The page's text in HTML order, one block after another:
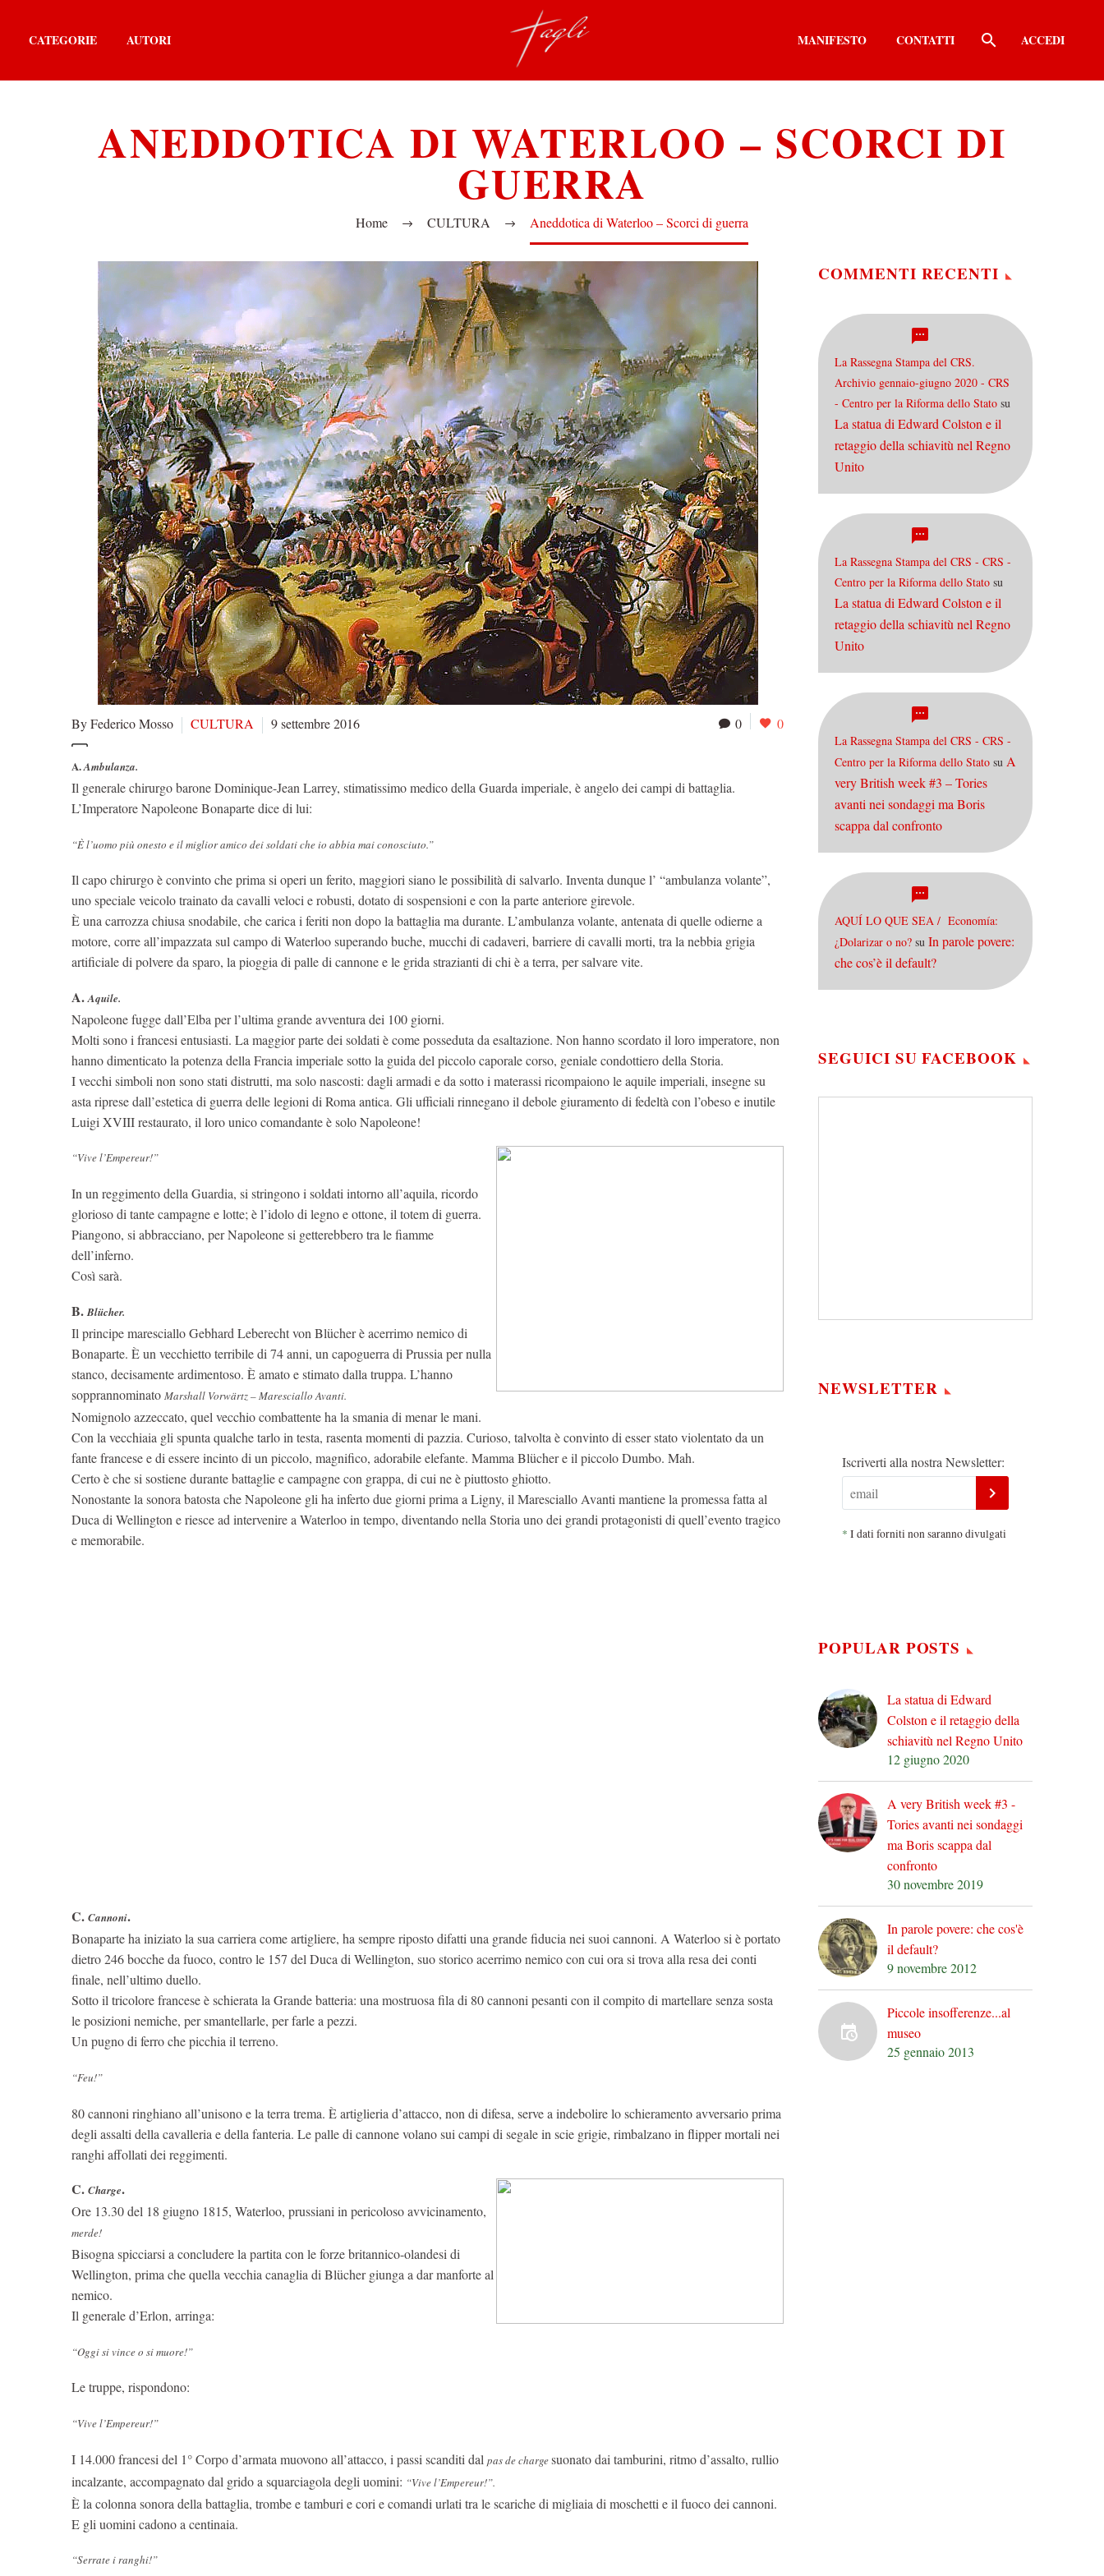
CATEGORIE AUTORI MANIFESTO CONTATTI ACCEDI
ANEDDOTICA DI WATERLOO – SCORCI DI
GUERRA
Home CULTURA Aneddotica di Waterloo – Scorci di guerra
0 0
By Federico Mosso CULTURA 9 settembre 2016
A.Ambulanza.
Il generale chirurgo barone Dominique-Jean Larrey, stimatissimo medico della Guarda imperiale, è angelo dei campi di battaglia.
L’Imperatore Napoleone Bonaparte dice di lui:
“È l’uomo più onesto e il miglior amico dei soldati che io abbia mai conosciuto.”
Il capo chirurgo è convinto che prima si operi un ferito, maggiori siano le possibilità di salvarlo. Inventa dunque l’ “ambulanza volante”,
uno speciale veicolo trainato da cavalli veloci e robusti, dotato di sospensioni e con la parte anteriore girevole.
È una carrozza chiusa snodabile, che carica i feriti non dopo la battaglia ma durante. L’ambulanza volante, antenata di quelle odierne a
motore, corre all’impazzata sul campo di Waterloo superando buche, mucchi di cadaveri, barriere di cavalli morti, tra la nebbia grigia
artificiale di polvere da sparo, la pioggia di palle di cannone e le grida strazianti di chi è a terra, per salvare vite.
A.Aquile.
Napoleone fugge dall’Elba per l’ultima grande avventura dei 100 giorni.
Molti sono i francesi entusiasti. La maggior parte dei soldati è come posseduta da esaltazione. Non hanno scordato il loro imperatore, non
hanno dimenticato la potenza della Francia imperiale sotto la guida del piccolo caporale corso, geniale condottiero della Storia.
I vecchi simboli non sono stati distrutti, ma solo nascosti: dagli armadi e da sotto i materassi ricompaiono le aquile imperiali, insegne su
asta riprese dall’estetica di guerra delle legioni di Roma antica. Gli ufficiali rinnegano il debole giuramento di fedeltà con l’obeso e inutile
Luigi XVIII restaurato, il loro unico comandante è solo Napoleone!
“Vive l’Empereur!”
In un reggimento della Guardia, si stringono i soldati intorno all’aquila, ricordo
glorioso di tante campagne e lotte; è l’idolo di legno e ottone, il totem di guerra.
Piangono, si abbracciano, per Napoleone si getterebbero tra le fiamme
dell’inferno.
Così sarà.
B. Blücher.
Il principe maresciallo Gebhard Leberecht von Blücher è acerrimo nemico di
Bonaparte. È un vecchietto terribile di 74 anni, un capoguerra di Prussia per nulla
stanco, decisamente ardimentoso. È amato e stimato dalla truppa. L’hanno
sopprannominato Marshall Vorwärtz – Maresciallo Avanti.
Nomignolo azzeccato, quel vecchio combattente ha la smania di menar le mani.
Con la vecchiaia gli spunta qualche tarlo in testa, rasenta momenti di pazzia. Curioso, talvolta è convinto di esser stato violentato da un
fante francese e di essere incinto di un piccolo, magnifico, adorabile elefante. Mamma Blücher e il piccolo Dumbo. Mah.
Certo è che si sostiene durante battaglie e campagne con grappa, di cui ne è piuttosto ghiotto.
Nonostante la sonora batosta che Napoleone gli ha inferto due giorni prima a Ligny, il Maresciallo Avanti mantiene la promessa fatta al
Duca di Wellington e riesce ad intervenire a Waterloo in tempo, diventando nella Storia uno dei grandi protagonisti di quell’evento tragico
e memorabile.
C. Cannoni.
Bonaparte ha iniziato la sua carriera come artigliere, ha sempre riposto difatti una grande fiducia nei suoi cannoni. A Waterloo si è portato
dietro 246 bocche da fuoco, contro le 157 del Duca di Wellington, suo storico acerrimo nemico con cui ora si trova alla resa dei conti
finale, nell’ultimo duello.
Sotto il tricolore francese è schierata la Grande batteria: una mostruosa fila di 80 cannoni pesanti con il compito di martellare senza sosta
le posizioni nemiche, per smantellarle, per farle a pezzi.
Un pugno di ferro che picchia il terreno.
“Feu!”
80 cannoni ringhiano all’unisono e la terra trema. È artiglieria d’attacco, non di difesa, serve a indebolire lo schieramento avversario prima
degli assalti della cavalleria e della fanteria. Le palle di cannone volano sui campi di segale in scie grigie, rimbalzano in flipper mortali nei
ranghi affollati dei reggimenti.
C. Charge.
Ore 13.30 del 18 giugno 1815, Waterloo, prussiani in pericoloso avvicinamento,
merde!
Bisogna spicciarsi a concludere la partita con le forze britannico-olandesi di
Wellington, prima che quella vecchia canaglia di Blücher giunga a dar manforte al
nemico.
Il generale d’Erlon, arringa:
“Oggi si vince o si muore!”
Le truppe, rispondono:
“Vive l’Empereur!”
I 14.000 francesi del 1° Corpo d’armata muovono all’attacco, i passi scanditi dal pas de chargesuonato dai tamburini, ritmo d’assalto, rullio
incalzante, accompagnato dal grido a squarciagola degli uomini: “Vive l’Empereur!”.
È la colonna sonora della battaglia, trombe e tamburi e cori e comandi urlati tra le scariche di migliaia di moschetti e il fuoco dei cannoni.
E gli uomini cadono a centinaia.
“Serrate i ranghi!”
COMMENTI RECENTI
La Rassegna Stampa del CRS.
Archivio gennaio-giugno 2020 - CRS
- Centro per la Riforma dello Stato su
La statua di Edward Colston e il
retaggio della schiavitù nel Regno
Unito
La Rassegna Stampa del CRS - CRS -
Centro per la Riforma dello Stato su
La statua di Edward Colston e il
retaggio della schiavitù nel Regno
Unito
La Rassegna Stampa del CRS - CRS -
Centro per la Riforma dello Stato su A
very British week #3 – Tories
avanti nei sondaggi ma Boris
scappa dal confronto
AQUÍ LO QUE SEA / Economía:
¿Dolarizar o no? su In parole povere:
che cos’è il default?
SEGUICI SU FACEBOOK
NEWSLETTER
Iscriverti alla nostra Newsletter:
* I dati forniti non saranno divulgati
POPULAR POSTS
La statua di Edward
Colston e il retaggio della
schiavitù nel Regno Unito
12 giugno 2020
A very British week #3 -
Tories avanti nei sondaggi
ma Boris scappa dal
confronto
30 novembre 2019
In parole povere: che cos'è
il default?
9 novembre 2012
Piccole insofferenze...al
museo
25 gennaio 2013